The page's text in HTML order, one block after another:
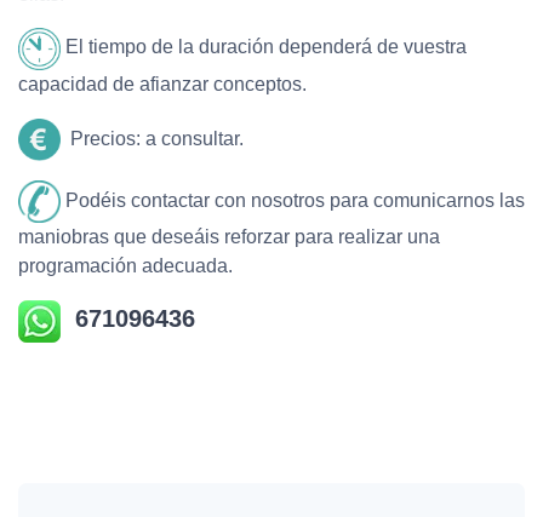
El tiempo de la duración dependerá de vuestra
capacidad de afianzar conceptos.
Precios: a consultar.
Podéis contactar con nosotros para comunicarnos las
maniobras que deseáis reforzar para realizar una
programación adecuada.
671096436